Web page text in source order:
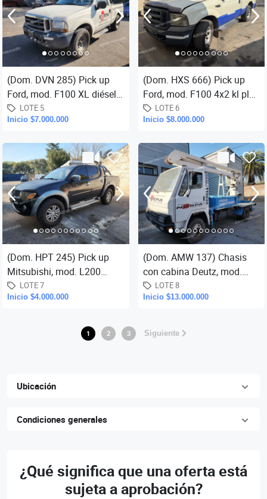
(Dom. DVN 285) Pick up
Ford, mod. F100 XL diésel,
año 2001, cabina simple,
tracción 4x2, Km. aprox.
LOTE 5
Inicio $7.000.000
(Dom. HXS 666) Pick up
Ford, mod. F100 4x2 kl plus
3.9D, cabina simple, año de
fab 2008/ año modelo...
LOTE 6
Inicio $8.000.000
(Dom. HPT 245) Pick up
Mitsubishi, mod. L200
Sportero di-d common raíl,
año 2008, km. aprox.
LOTE 7
Inicio $4.000.000
(Dom. AMW 137) Chasis
con cabina Deutz, mod.
Dynamic-11, año 1995,
(km. aprox. 52.236, según
LOTE 8
Inicio $13.000.000
1 2 3 Siguiente
Ubicación
Condiciones generales
¿Qué significa que una oferta está
sujeta a aprobación?